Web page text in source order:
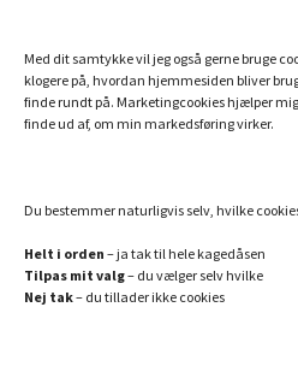
Med dit samtykke vil jeg også gerne bruge
klogere på, hvordan hjemmesiden bliver
finde rundt på. Marketingcookies hjælper
finde ud af, om min markedsføring virker.
Du bestemmer naturligvis selv, hvilke
Helt i orden – ja tak til hele kagedåsen
Tilpas mit valg– du vælger selv hvilke
Nej tak– du tillader ikke cookies
Efterlivet.dk
Essentielle olier fra doTERRA
Hemi-Sync – din danske guide
Verdens bedste collagenpulver
SAMARBEJDSPARTNERE JEG